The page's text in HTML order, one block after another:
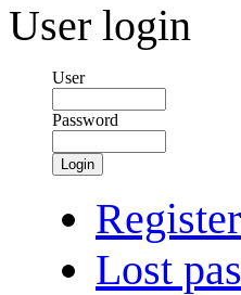
User login
User
Password
Login
Register
Lost